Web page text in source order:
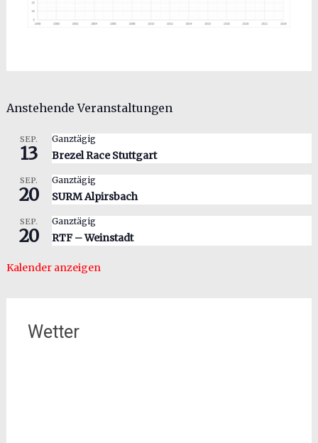
Anstehende Veranstaltungen
SEP.
13
Ganztägig
Brezel Race Stuttgart
SEP.
20
Ganztägig
SURM Alpirsbach
SEP.
20
Ganztägig
RTF – Weinstadt
Kalender anzeigen
Wetter